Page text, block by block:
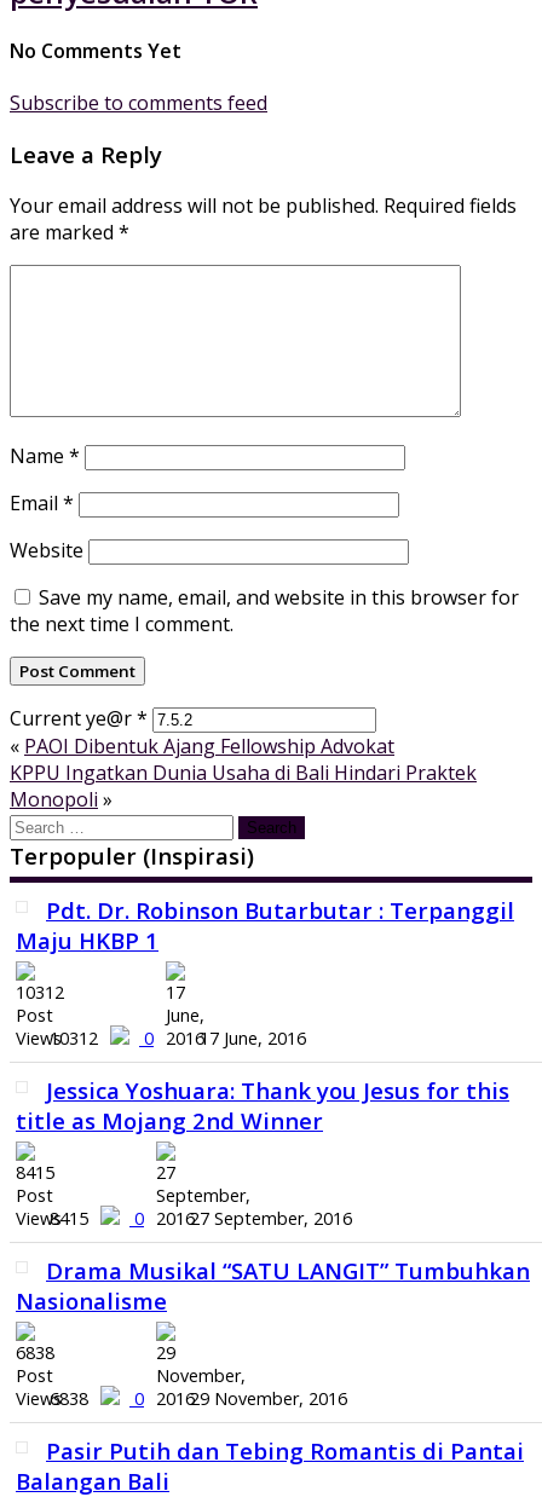
No Comments Yet
Subscribe to comments feed
Leave a Reply
Your email address will not be published. Required fields
are marked *
Name *
Email *
Website
Save my name, email, and website in this browser for
the next time I comment.
Current ye@r*
« PAOI Dibentuk Ajang Fellowship Advokat
KPPU Ingatkan Dunia Usaha di Bali Hindari Praktek
Monopoli »
Search
for:
Terpopuler (Inspirasi)
Pdt. Dr. Robinson Butarbutar : Terpanggil
Maju HKBP 1
10312 0 17 June, 2016
Jessica Yoshuara: Thank you Jesus for this
title as Mojang 2nd Winner
8415 0 27 September, 2016
Drama Musikal “SATU LANGIT” Tumbuhkan
Nasionalisme
6838 0 29 November, 2016
Pasir Putih dan Tebing Romantis di Pantai
Balangan Bali